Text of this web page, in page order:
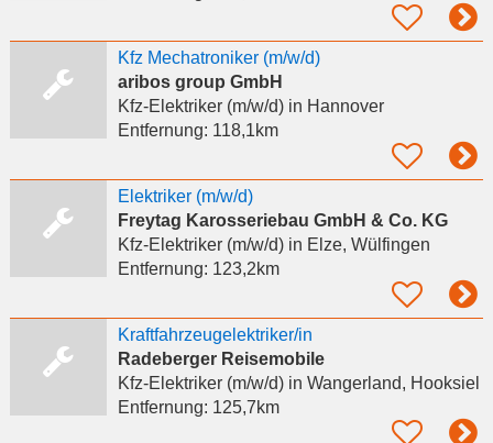
Kfz Mechatroniker (m/w/d)
aribos group GmbH
Kfz-Elektriker (m/w/d)in Hannover
Entfernung: 118,1km
Elektriker (m/w/d)
Freytag Karosseriebau GmbH & Co. KG
Kfz-Elektriker (m/w/d)in Elze, Wülfingen
Entfernung: 123,2km
Kraftfahrzeugelektriker/in
Radeberger Reisemobile
Kfz-Elektriker (m/w/d)in Wangerland, Hooksiel
Entfernung: 125,7km